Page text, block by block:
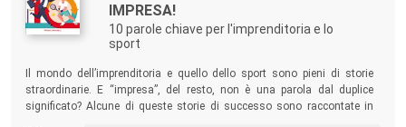
IMPRESA!
10 parole chiave per l'imprenditoria e lo
sport
Il mondo dell’imprenditoria e quello dello sport sono pieni di storie
straordinarie. E “impresa”, del resto, non è una parola dal duplice
significato? Alcune di queste storie di successo sono raccontate in